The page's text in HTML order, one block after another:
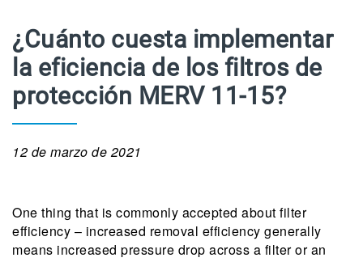
¿Cuánto cuesta implementar
la eficiencia de los filtros de
protección MERV 11-15?
12 de marzo de 2021
One thing that is commonly accepted about filter
efficiency – increased removal efficiency generally
means increased pressure drop across a filter or an